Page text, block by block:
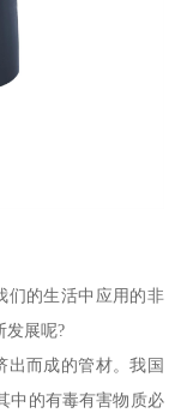
们的生活中应用的非
发展呢?
出而成的管材。我国
中的有毒有害物质必